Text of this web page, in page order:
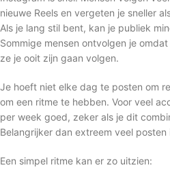
nieuwe Reels en vergeten je sneller
Als je lang stil bent, kan je publiek
Sommige mensen ontvolgen je
ze je ooit zijn gaan volgen.
Je hoeft niet elke dag te posten om
om een ritme te hebben. Voor veel
per week goed, zeker als je dit
Belangrijker dan extreem veel
Een simpel ritme kan er zo uitzien: